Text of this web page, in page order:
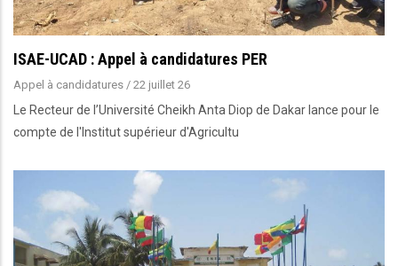
ISAE-UCAD : Appel à candidatures PER
Appel à candidatures / 22 juillet 26
Le Recteur de l’Université Cheikh Anta Diop de Dakar lance pour le
compte de l'Institut supérieur d'Agricultu